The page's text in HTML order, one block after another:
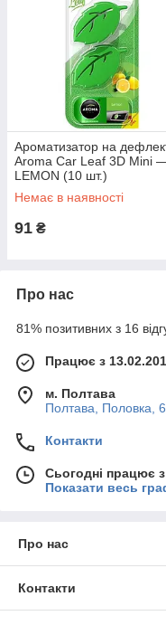
Ароматизатор на
Aroma Car Leaf 3D Mini
LEMON (10 шт.)
Немає в наявності
91 ₴
Про нас
81% позитивних з 16
Працює з
м. Полтава
Полтава, Половка,
Контакти
Сьогодні працює
Показати весь
Про нас
Контакти